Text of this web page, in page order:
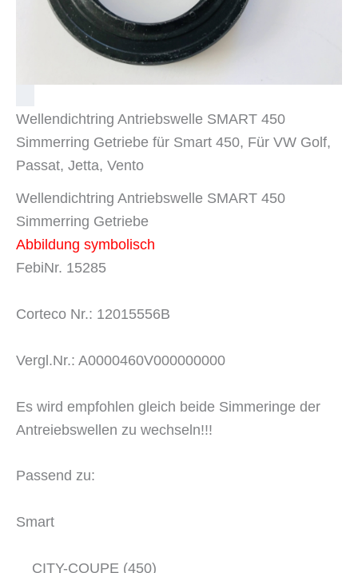
Wellendichtring Antriebswelle SMART 450
Simmerring Getriebe für Smart 450, Für VW Golf,
Passat, Jetta, Vento
Wellendichtring Antriebswelle SMART 450
Simmerring Getriebe
Abbildung symbolisch
FebiNr. 15285
Corteco Nr.: 12015556B
Vergl.Nr.: A0000460V000000000
Es wird empfohlen gleich beide Simmeringe der
Antreiebswellen zu wechseln!!!
Passend zu:
Smart
CITY-COUPE (450)